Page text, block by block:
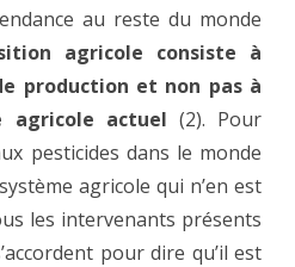
au reste du monde
agricole consiste à
production et non pas à
agricole actuel (2). Pour
pesticides dans le monde
agricole qui n’en est
les intervenants présents
pour dire qu’il est